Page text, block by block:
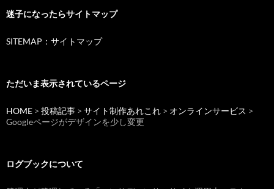
迷子になったらサイトマップ
SITEMAP：サイトマップ
ただいま表示されているページ
HOME > 投稿記事 > サイト制作あれこれ > オンラインサービス >
Googleページがデザインを少し変更
ログブックについて